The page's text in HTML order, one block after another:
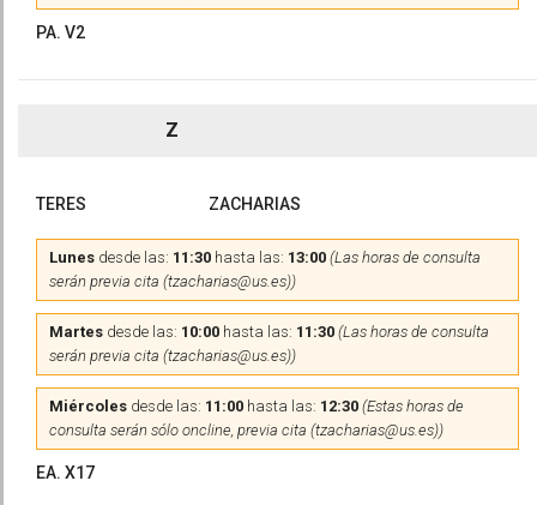
PA. V2
Z
TERES ZACHARIAS
Lunes desde las: 11:30 hasta las: 13:00 (Las horas de consulta
serán previa cita (tzacharias@us.es))
Martes desde las: 10:00 hasta las: 11:30 (Las horas de consulta
serán previa cita (tzacharias@us.es))
Miércoles desde las: 11:00 hasta las: 12:30 (Estas horas de
consulta serán sólo oncline, previa cita (tzacharias@us.es))
EA. X17